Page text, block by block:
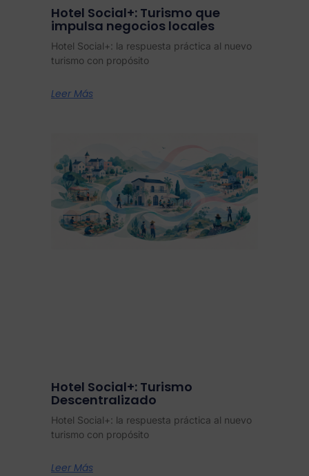
Hotel Social+: Turismo que
impulsa negocios locales
Hotel Social+: la respuesta práctica al nuevo
turismo con propósito
Leer Más
Hotel Social+: Turismo
Descentralizado
Hotel Social+: la respuesta práctica al nuevo
turismo con propósito
Leer Más